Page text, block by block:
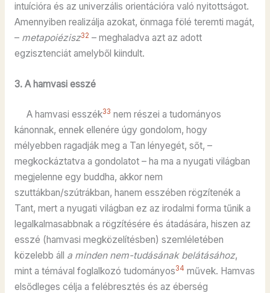
intuícióra és az univerzális orientációra való nyitottságot.
Amennyiben realizálja azokat, önmaga fölé teremti magát,
– metapoiézisz32 – meghaladva azt az adott
egzisztenciát amelyből kiindult.
3. A hamvasi esszé
A hamvasi esszék33 nem részei a tudományos
kánonnak, ennek ellenére úgy gondolom, hogy
mélyebben ragadják meg a Tan lényegét, sőt, –
megkockáztatva a gondolatot – ha ma a nyugati világban
megjelenne egy buddha, akkor nem
szuttákban/szútrákban, hanem esszében rögzítenék a
Tant, mert a nyugati világban ez az irodalmi forma tűnik a
legalkalmasabbnak a rögzítésére és átadására, hiszen az
esszé (hamvasi megközelítésben) szemléletében
közelebb áll a minden nem-tudásának belátásához,
mint a témával foglalkozó tudományos34 művek. Hamvas
elsődleges célja a felébresztés és az éberség